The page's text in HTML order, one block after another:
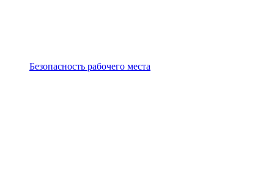
Безопасность рабочего места